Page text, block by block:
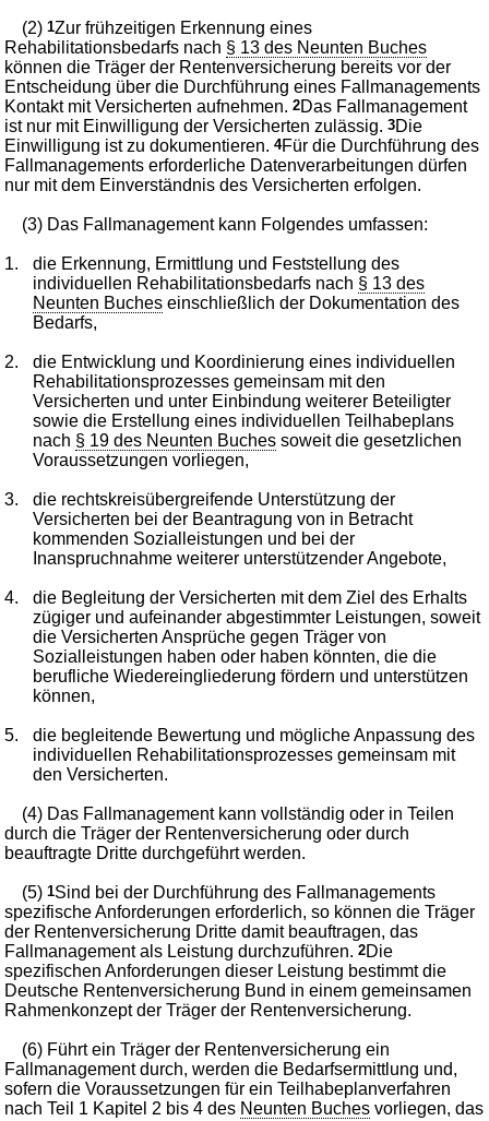
(2)1Zur frühzeitigen Erkennung eines
Rehabilitationsbedarfs nach § 13 des Neunten Buches
können die Träger der Rentenversicherung bereits vor der
Entscheidung über die Durchführung eines Fallmanagements
Kontakt mit Versicherten aufnehmen.2Das Fallmanagement
ist nur mit Einwilligung der Versicherten zulässig.3Die
Einwilligung ist zu dokumentieren.4Für die Durchführung des
Fallmanagements erforderliche Datenverarbeitungen dürfen
nur mit dem Einverständnis des Versicherten erfolgen.
(3) Das Fallmanagement kann Folgendes umfassen:
1.
die Erkennung, Ermittlung und Feststellung des
individuellen Rehabilitationsbedarfs nach § 13 des
Neunten Buches einschließlich der Dokumentation des
Bedarfs,
2.
die Entwicklung und Koordinierung eines individuellen
Rehabilitationsprozesses gemeinsam mit den
Versicherten und unter Einbindung weiterer Beteiligter
sowie die Erstellung eines individuellen Teilhabeplans
nach § 19 des Neunten Buches soweit die gesetzlichen
Voraussetzungen vorliegen,
3.
die rechtskreisübergreifende Unterstützung der
Versicherten bei der Beantragung von in Betracht
kommenden Sozialleistungen und bei der
Inanspruchnahme weiterer unterstützender Angebote,
4.
die Begleitung der Versicherten mit dem Ziel des Erhalts
zügiger und aufeinander abgestimmter Leistungen, soweit
die Versicherten Ansprüche gegen Träger von
Sozialleistungen haben oder haben könnten, die die
berufliche Wiedereingliederung fördern und unterstützen
können,
5.
die begleitende Bewertung und mögliche Anpassung des
individuellen Rehabilitationsprozesses gemeinsam mit
den Versicherten.
(4) Das Fallmanagement kann vollständig oder in Teilen
durch die Träger der Rentenversicherung oder durch
beauftragte Dritte durchgeführt werden.
(5)1Sind bei der Durchführung des Fallmanagements
spezifische Anforderungen erforderlich, so können die Träger
der Rentenversicherung Dritte damit beauftragen, das
Fallmanagement als Leistung durchzuführen.2Die
spezifischen Anforderungen dieser Leistung bestimmt die
Deutsche Rentenversicherung Bund in einem gemeinsamen
Rahmenkonzept der Träger der Rentenversicherung.
(6) Führt ein Träger der Rentenversicherung ein
Fallmanagement durch, werden die Bedarfsermittlung und,
sofern die Voraussetzungen für ein Teilhabeplanverfahren
nach Teil 1 Kapitel 2 bis 4 des Neunten Buches vorliegen, das